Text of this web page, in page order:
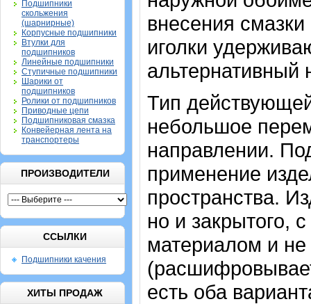
Подшипники
скольжения
(шарнирные)
Корпусные подшипники
Втулки для
подшипников
Линейные подшипники
Ступичные подшипники
Шарики от
подшипников
Ролики от подшипников
Приводные цепи
Подшипниковая смазка
Конвейерная лента на
транспортеры
ПРОИЗВОДИТЕЛИ
ССЫЛКИ
Подшипники качения
ХИТЫ ПРОДАЖ
внесения смазки
иголки
Тип
небольшое
направлении.
применение
пространства.
но и закрытого,
материалом и
есть оба